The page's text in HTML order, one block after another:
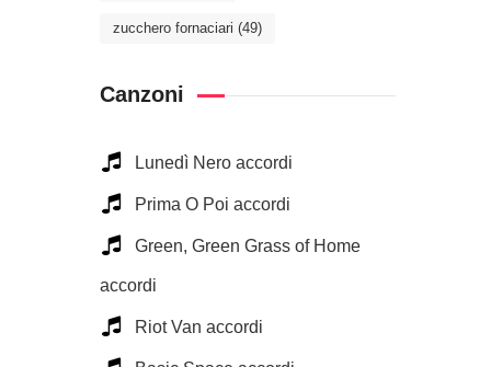
zucchero fornaciari (49)
Canzoni
Lunedì Nero accordi
Prima O Poi accordi
Green, Green Grass of Home
accordi
Riot Van accordi